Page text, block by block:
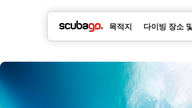
목적지 다이빙 장소